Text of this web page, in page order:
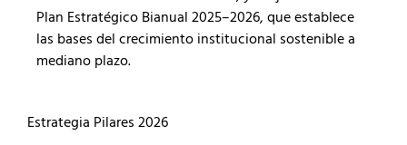
Plan Estratégico Bianual 2025–2026, que establece
las bases del crecimiento institucional sostenible a
mediano plazo.
Estrategia Pilares 2026